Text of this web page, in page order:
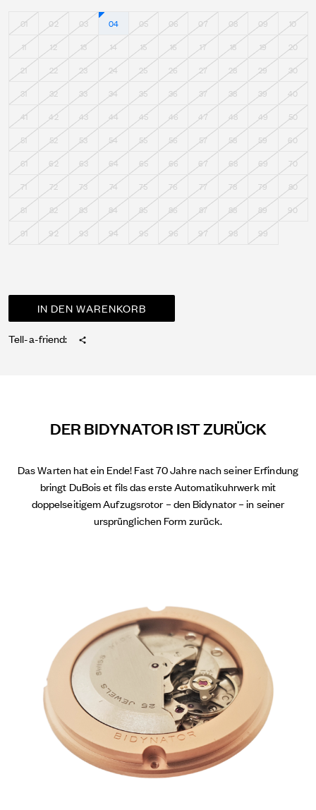
01 02 03 04 05 06 07 08 09
10
11
12 13 14 15 16 17 18 19
20
21
22 23 24 25 26 27 28 29
30
31
32 33 34 35 36 37 38 39
40
41
42 43 44 45 46 47 48 49
50
51
52 53 54 55 56 57 58 59
60
61
62 63 64 65 66 67 68 69
70
71
72 73 74 75 76 77 78 79
80
81
82 83 84 85 86 87 88 89
90
91
92 93 94 95 96 97 98 99
Tell-a-friend:
DER BIDYNATOR IST ZURÜCK
Das Warten hat ein Ende! Fast 70 Jahre nach seiner Erfindung
bringt DuBois et fils das erste Automatikuhrwerk mit
doppelseitigem Aufzugsrotor – den Bidynator – in seiner
ursprünglichen Form zurück.